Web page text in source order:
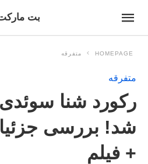
بت
HOMEPAGE متفرقه
متفرقه
رکورد شنا
شد! بررسی
+ فیلم